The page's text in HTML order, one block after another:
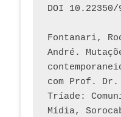
DOI 10.22350/
Fontanari,
André.
com Prof. Dr.
Tríade:
Mídia,